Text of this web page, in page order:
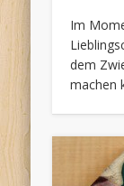
Im
dem
machen